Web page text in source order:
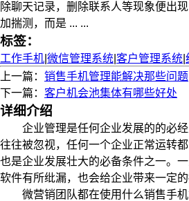
除聊天记录，删除联系人等现象便出
加揣测，而是 ... ...
标签：
工作手机 微信管理系统 客户管理系统
上一篇： 销售手机管理能解决那些问题
下一篇： 客户机会池集体有哪些好处
详细介绍
企业管理是任何企业发展的的必经
往往被忽视，任何一个企业正常运转
也是企业发展壮大的必备条件之一。
软件有所纰漏，也会给企业带来一定的
微营销团队都在使用什么销售手机